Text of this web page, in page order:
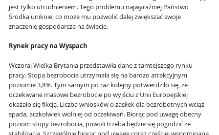
jest tylko utrudnieniem. Tego problemu najwyraźniej Państwo
Środka uniknie, co może mu pozwolić dalej zwiększać swoje
znaczenie gospodarcze na świecie.
Rynek pracy na Wyspach
Wczoraj Wielka Brytania przedstawiła dane z tamtejszego rynku
pracy. Stopa bezrobocia utrzymała się na bardzo atrakcyjnym
poziomie 3,8%. Tym samym po raz kolejny potwierdziło się, że
oczekiwane masowe bezrobocie po wyjściu z Unii Europejskiej
okazało się fikcją. Liczba wniosków o zasiłek dla bezrobotnych wciąż
spada, aczkolwiek wolniej od oczekiwań. Biorąc pod uwagę obecny
poziom stopy bezrobocia, powoli trzeba będzie się pogodzić ze